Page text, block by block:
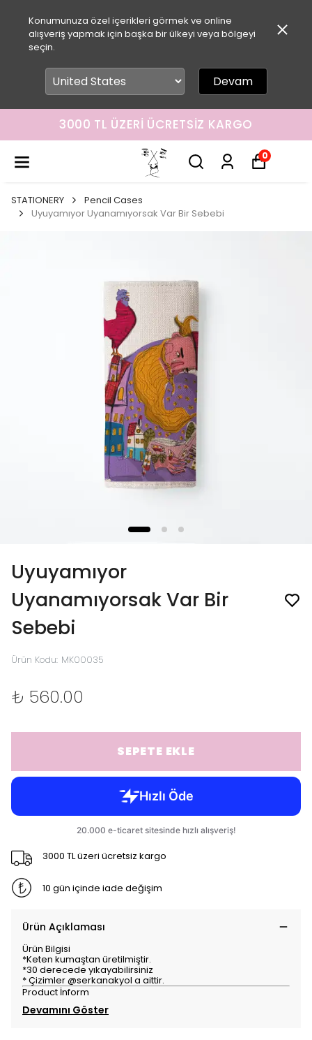
Konumunuza özel içerikleri görmek ve online
alışveriş yapmak için başka bir ülkeyi veya bölgeyi
seçin.
Devam
3000 TL ÜZERI ÜCRETSIZ KARGO
0
STATIONERY
Pencil Cases
Uyuyamıyor Uyanamıyorsak Var Bir Sebebi
Uyuyamıyor
Uyanamıyorsak Var Bir
Sebebi
Ürün Kodu: MK00035
₺ 560.00
SEPETE EKLE
3000 TL üzeri ücretsiz kargo
10 gün içinde iade değişim
Ürün Açıklaması
Ürün Bilgisi
*Keten kumaştan üretilmiştir.
*30 derecede yıkayabilirsiniz
* Çizimler @serkanakyol a aittir.
Product İnform
Devamını Göster